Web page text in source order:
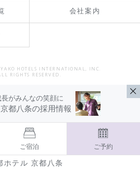
会社案内
HOTELS INTERNATIONAL, INC.
RIGHTS RESERVED.
がみんなの笑顔に
都八条の採用情報
ご宿泊 ご予約
ホテル 京都八条